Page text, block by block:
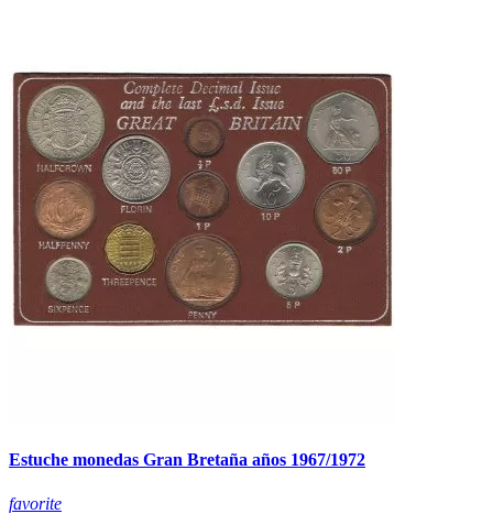
Estuche monedas Gran Bretaña años 1967/1972
favorite